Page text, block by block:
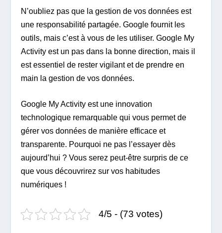
N’oubliez pas que la gestion de vos données est
une responsabilité partagée. Google fournit les
outils, mais c’est à vous de les utiliser. Google My
Activity est un pas dans la bonne direction, mais il
est essentiel de rester vigilant et de prendre en
main la gestion de vos données.
Google My Activity est une innovation
technologique remarquable qui vous permet de
gérer vos données de manière efficace et
transparente. Pourquoi ne pas l’essayer dès
aujourd’hui ? Vous serez peut-être surpris de ce
que vous découvrirez sur vos habitudes
numériques !
4/5 - (73 votes)